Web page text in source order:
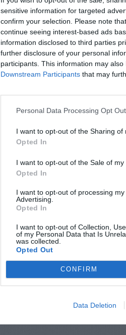
sensitive information for targeted
confirm your selection. Please note
continue seeing interest-based ads
information disclosed to third parties
further disclosure of your personal
participants. This information may
Downstream Participants that may
Personal Data Processing Opt
I want to opt-out of the Sharing of
Opted In
I want to opt-out of the Sale of
Opted In
I want to opt-out of processing
Advertising.
Opted In
I want to opt-out of Collection,
of my Personal Data that Is
was collected.
Opted Out
CONFIRM
Data Deletion